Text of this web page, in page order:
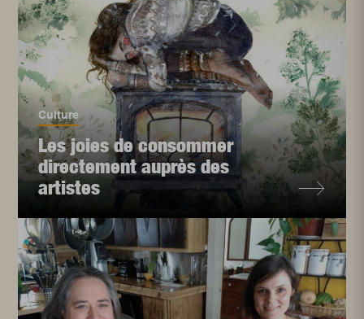
Culture
Les joies de consommer
directement auprès des
artistes